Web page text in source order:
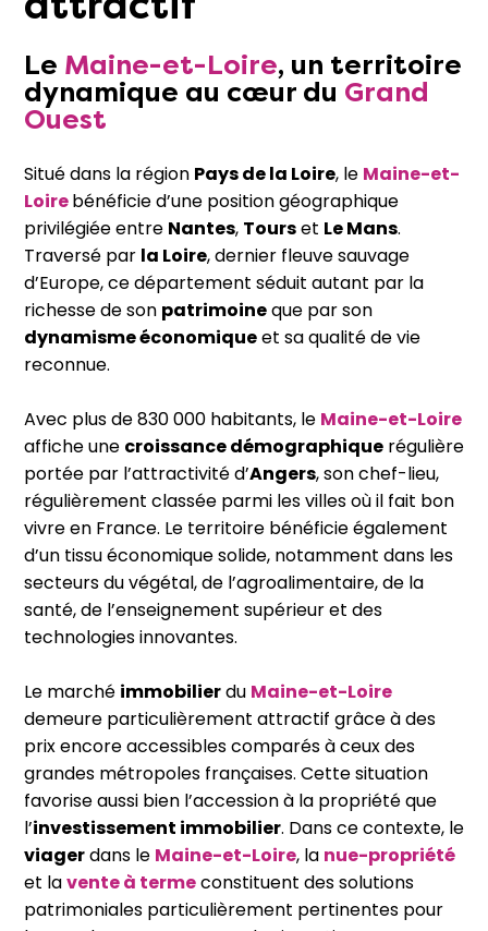
Le Maine-et-Loire, un territoire
dynamique au cœur du Grand
Ouest
Situé dans la région Pays de la Loire, le Maine-et-
Loirebénéficie d’une position géographique
privilégiée entre Nantes, Tourset Le Mans.
Traversé par la Loire, dernier fleuve sauvage
d’Europe, ce département séduit autant par la
richesse de son patrimoineque par son
dynamisme économiqueet sa qualité de vie
reconnue.
Avec plus de 830 000 habitants, le Maine-et-Loire
affiche une croissance démographique régulière
portée par l’attractivité d’Angers, son chef-lieu,
régulièrement classée parmi les villes où il fait bon
vivre en France. Le territoire bénéficie également
d’un tissu économique solide, notamment dans les
secteurs du végétal, de l’agroalimentaire, de la
santé, de l’enseignement supérieur et des
technologies innovantes.
Le marché immobilierdu Maine-et-Loire
demeure particulièrement attractif grâce à des
prix encore accessibles comparés à ceux des
grandes métropoles françaises. Cette situation
favorise aussi bien l’accession à la propriété que
l’investissement immobilier. Dans ce contexte, le
viagerdans le Maine-et-Loire, la nue-propriété
et lavente à termeconstituent des solutions
patrimoniales particulièrement pertinentes pour